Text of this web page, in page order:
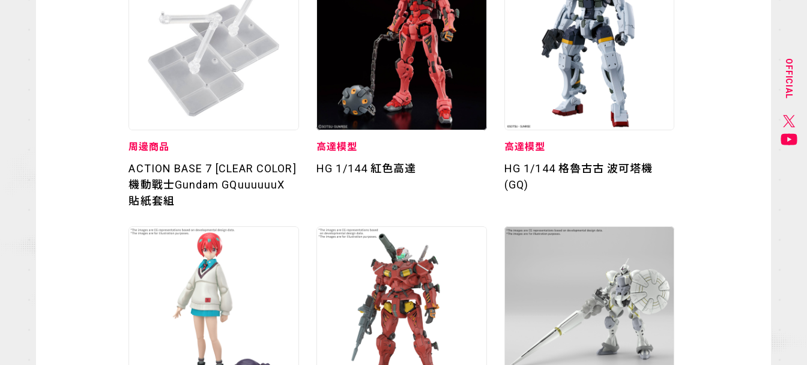
OFFICIAL
TOP NEWS
STREAMING STAFF&CAST
STORY CHARACTER
MECHA GOODS
OFFICIAL
周邊商品
ACTION BASE 7 [CLEAR COLOR]
機動戰士Gundam GQuuuuuuX
貼紙套組
高達模型
HG 1/144 紅色高達
高達模型
HG 1/144 格魯古古 波可塔機
(GQ)